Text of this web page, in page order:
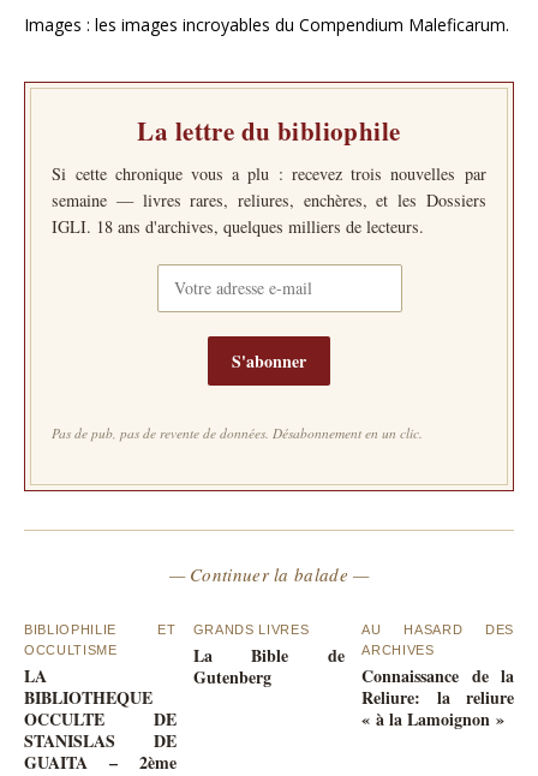
Images : les images incroyables du Compendium Maleficarum.
La lettre du bibliophile
Si cette chronique vous a plu : recevez trois nouvelles par
semaine — livres rares, reliures, enchères, et les Dossiers
IGLI. 18 ans d'archives, quelques milliers de lecteurs.
S'abonner
Pas de pub, pas de revente de données. Désabonnement en un clic.
— Continuer la balade —
BIBLIOPHILIE ET
OCCULTISME
LA
BIBLIOTHEQUE
OCCULTE DE
STANISLAS DE
GUAITA – 2ème
GRANDS LIVRES
La Bible de
Gutenberg
AU HASARD DES
ARCHIVES
Connaissance de la
Reliure: la reliure
« à la Lamoignon »